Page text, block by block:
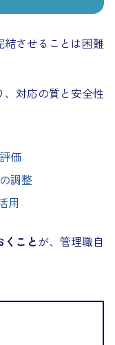
させることは困難
対応の質と安全性
価
調整
用
くことが、管理職自